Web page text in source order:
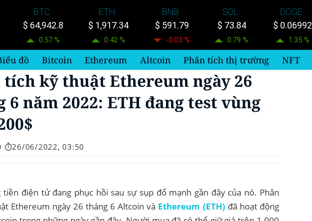
BTC
$ 64,942.8
0.57 %
ETH
$ 1,917.34
0.42 %
BNB
$ 591.79
-0.03 %
SOL
$ 73.84
0.79 %
DOGE
$ 0.06992
1.35 %
đồ Bitcoin Ethereum Altcoin Phân tích thị trường NFT
tích kỹ thuật Ethereum ngày 26
6 năm 2022: ETH đang test vùng
⏱️26/06/2022, 03:50
tiền điện tử đang phục hồi sau sự sụp đổ mạnh gần đây của nó. Phân
Ethereum ngày 26 tháng 6 Altcoin và Ethereum (ETH) đã hoạt động